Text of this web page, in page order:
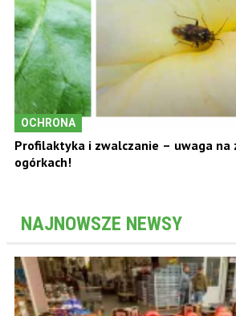
OCHRONA
Profilaktyka i zwalczanie – uwaga na
ogórkach!
NAJNOWSZE NEWSY